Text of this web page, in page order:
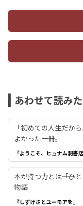
あわせて読み
「初めての人生だか
よかった一冊。
『ようこそ、ヒュナム洞書店
本が持つ力とは――「ひ
物語
『しずけさとユーモアを』